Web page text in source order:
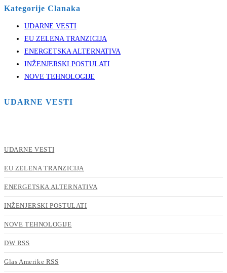
Kategorije Clanaka
UDARNE VESTI
EU ZELENA TRANZICIJA
ENERGETSKA ALTERNATIVA
INŽENJERSKI POSTULATI
NOVE TEHNOLOGIJE
UDARNE VESTI
UDARNE VESTI
EU ZELENA TRANZICIJA
ENERGETSKA ALTERNATIVA
INŽENJERSKI POSTULATI
NOVE TEHNOLOGIJE
DW RSS
Glas Amerike RSS